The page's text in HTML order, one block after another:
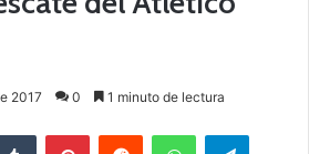
2017 0 1 minuto de lectura